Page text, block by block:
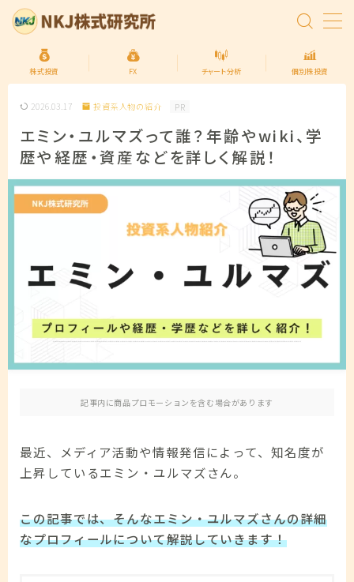
MENU
トップページ
株式投資の始め方
FXの始め方
投資信託
プライバシーポリシー
株式投資 FX チャート分析 個別株投資
2026.03.17 投資系人物の紹介 PR
エミン・ユルマズって誰？年齢やwiki、学
歴や経歴・資産などを詳しく解説！
記事内に商品プロモーションを含む場合があります
最近、メディア活動や情報発信によって、知名度が
上昇しているエミン・ユルマズさん。
この記事では、そんなエミン・ユルマズさんの詳細
なプロフィールについて解説していきます！